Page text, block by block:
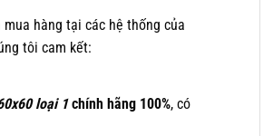
mua hàng tại các hệ thống của
tôi cam kết:
loại 1chính hãng 100%, có